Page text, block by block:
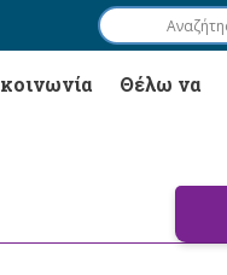
Θέλω να